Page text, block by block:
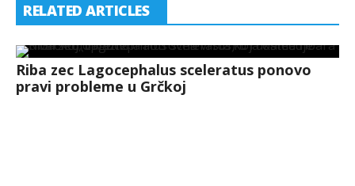
RELATED ARTICLES
Riba zec Lagocephalus sceleratus ponovo
pravi probleme u Grčkoj